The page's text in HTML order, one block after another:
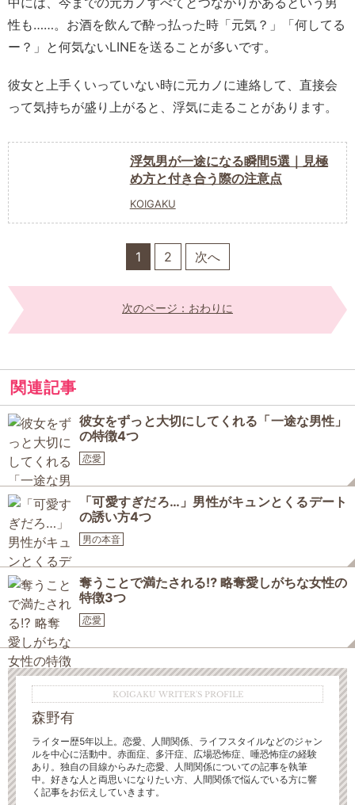
性も……。お酒を飲んで酔っ払った時「元気？」「何してる
ー？」と何気ないLINEを送ることが多いです。
彼女と上手くいっていない時に元カノに連絡して、直接会
って気持ちが盛り上がると、浮気に走ることがあります。
浮気男が一途になる瞬間5選｜見極
め方と付き合う際の注意点
KOIGAKU
1 2 次へ
次のページ：おわりに
関連記事
彼女をずっと大切にしてくれる「一途な男性」
の特徴4つ
恋愛
「可愛すぎだろ…」男性がキュンとくるデート
の誘い方4つ
男の本音
奪うことで満たされる⁉ 略奪愛しがちな女性の
特徴3つ
恋愛
KOIGAKU WRITER'S PROFILE
森野有
ライター歴5年以上。恋愛、人間関係、ライフスタイルなどのジャン
ルを中心に活動中。赤面症、多汗症、広場恐怖症、唾恐怖症の経験
あり。独自の目線からみた恋愛、人間関係についての記事を執筆
中。好きな人と両思いになりたい方、人間関係で悩んでいる方に響
く記事をお伝えしていきます。